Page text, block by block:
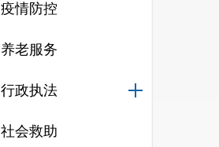
疫情防控
养老服务
行政执法
社会救助